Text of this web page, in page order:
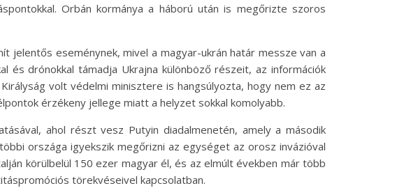
Orbán kormánya a háború után is megőrizte szoros
jelentős eseménynek, mivel a magyar-ukrán határ messze van a
és drónokkal támadja Ukrajna különböző részeit, az információk
volt védelmi minisztere is hangsúlyozta, hogy nem ez az
érzékeny jellege miatt a helyzet sokkal komolyabb.
ahol részt vesz Putyin diadalmenetén, amely a második
országa igyekszik megőrizni az egységet az orosz invázióval
körülbelül 150 ezer magyar él, és az elmúlt években már több
törekvéseivel kapcsolatban.